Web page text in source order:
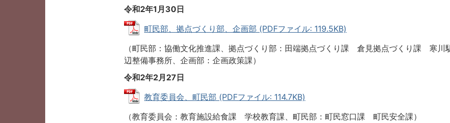
令和2年1月30日
町民部、拠点づくり部、企画部 (PDFファイル: 119.5KB)
（町民部：協働文化推進課、拠点づくり部：田端拠点づくり課 倉見拠点づくり課 寒川
辺整備事務所、企画部：企画政策課）
令和2年2月27日
教育委員会、町民部 (PDFファイル: 114.7KB)
（教育委員会：教育施設給食課 学校教育課、町民部：町民窓口課 町民安全課）